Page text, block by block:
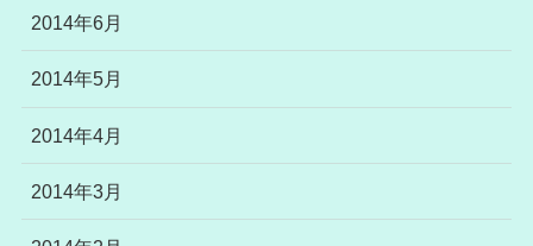
2014年6月
2014年5月
2014年4月
2014年3月